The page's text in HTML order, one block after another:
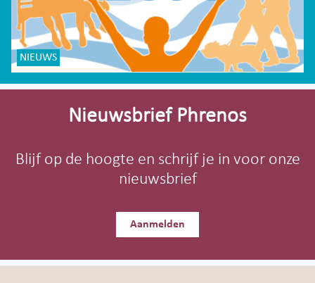
NIEUWS
Site-
Nieuwsbrief Phrenos
Blijf op de hoogte en schrijf je in voor onze
nieuwsbrief
Aanmelden